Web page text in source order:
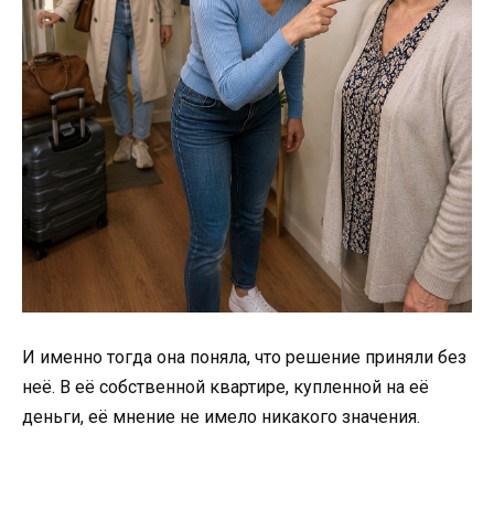
И именно тогда она поняла, что решение приняли без
неё. В её собственной квартире, купленной на её
деньги, её мнение не имело никакого значения.